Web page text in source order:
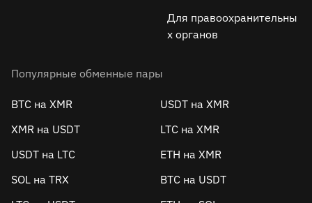
Для правоохранительны
х органов
Популярные обменные пары
BTC на XMR
USDT на XMR
XMR на USDT
LTC на XMR
USDT на LTC
ETH на XMR
SOL на TRX
BTC на USDT